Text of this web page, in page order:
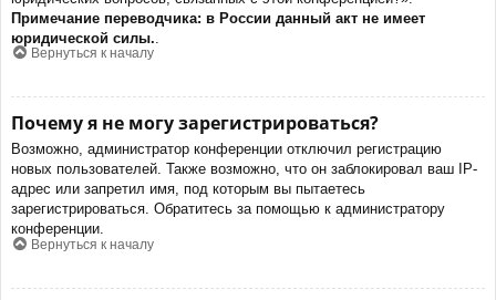
Примечание переводчика: в России данный акт не имеет
юридической силы.
Вернуться к началу
Почему я не могу зарегистрироваться?
Возможно, администратор конференции отключил регистрацию
новых пользователей. Также возможно, что он заблокировал ваш IP-
адрес или запретил имя, под которым вы пытаетесь
зарегистрироваться. Обратитесь за помощью к администратору
конференции.
Вернуться к началу